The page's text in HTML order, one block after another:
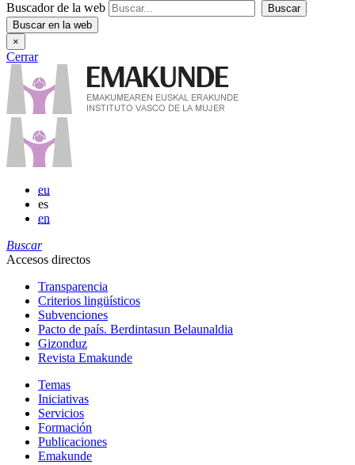
Buscador de la web
×
Cerrar
eu
es
en
Buscar
Accesos directos
Transparencia
Criterios lingüísticos
Subvenciones
Pacto de país. Berdintasun Belaunaldia
Gizonduz
Revista Emakunde
Temas
Iniciativas
Servicios
Formación
Publicaciones
Emakunde